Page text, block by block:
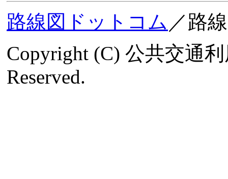
路線図ドットコム ／路
Copyright (C) 公共交通
Reserved.